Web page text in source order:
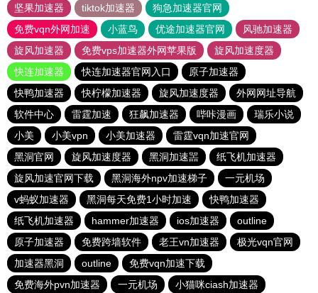
坚果加速器
tiktok加速器
狗急加速器官网
免费vqn外网加速
小蓝鸟 优途加速器官网
风驰加速器
旋风加速器
免费vps加速器外网苹果版
旋风加速度器
快连加速器
快连加速器官网入口
原子加速器
快鸭加速器
快柠檬加速器 旋风加速度器
外网网址导航
软件中心
雷霆加速 狂飙加速器 哔咔漫画
瑞乐小说
小美
小美vpn 小美加速器
雷霆vqn加速官网
黑洞官网
旋风加速度器 黑洞加速噐
纸飞机加速器
旋风加速官网下载
黑洞海外npv加速梯子
一元机场
v蚂蚁加速器
黑洞每天免费1小时加速
快鸭加速器
纸飞机加速器
hammer加速器 ios加速器
outline
原子加速器
免费跨墙软件 老王vn加速器
极光vqn官网
加速器黑洞
outline
免费vqn加速下载
免费海外pvn加速器
一元机场 小猫咪ciash加速器